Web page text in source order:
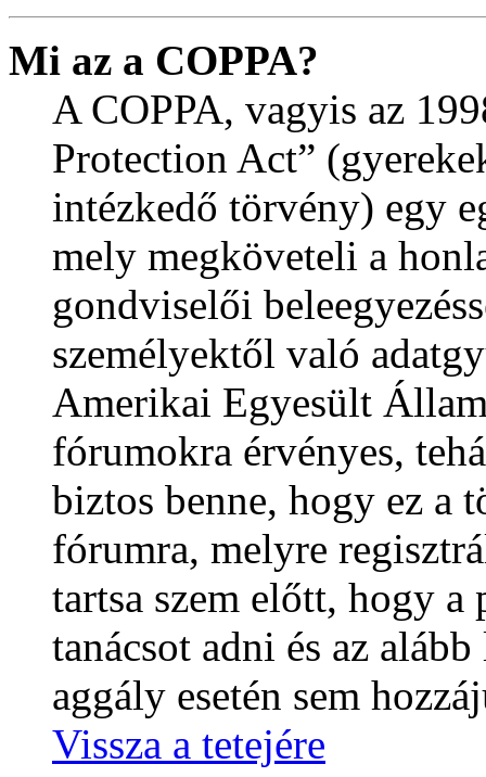
Mi az a COPPA?
A COPPA, vagyis az
Protection Act”
intézkedő törvény) egy
mely megköveteli a
gondviselői
személyektől való
Amerikai Egyesült
fórumokra érvényes,
biztos benne, hogy ez a
fórumra, melyre
tartsa szem előtt, hogy
tanácsot adni és az
aggály esetén sem
Vissza a tetejére